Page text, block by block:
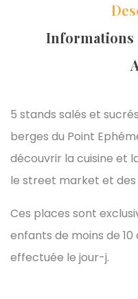
Informations
5 stands salés et
berges du Point
découvrir la cuisine et
le street market et des
Ces places sont
enfants de moins de
effectuée le jour-j.